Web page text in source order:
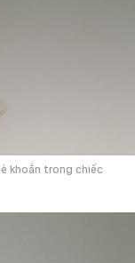
khoắn trong chiếc